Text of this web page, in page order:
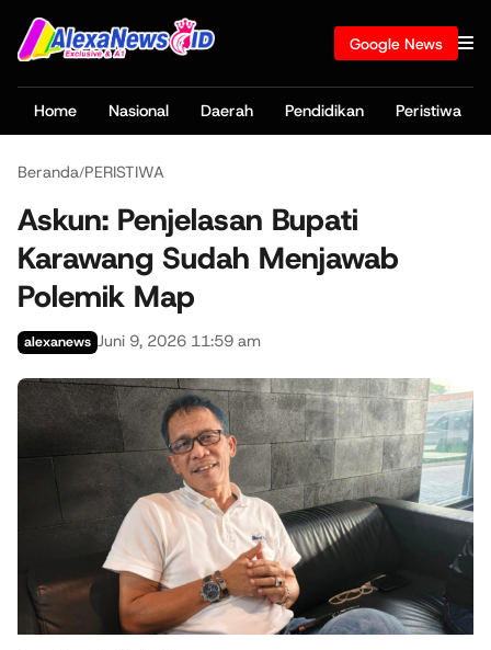
Google News
Home Nasional Daerah Pendidikan Peristiwa
Beranda/PERISTIWA
Askun: Penjelasan Bupati
Karawang Sudah Menjawab
Polemik Map
alexanews Juni 9, 2026 11:59 am